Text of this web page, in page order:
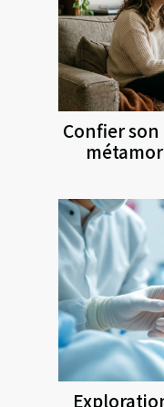
Confier